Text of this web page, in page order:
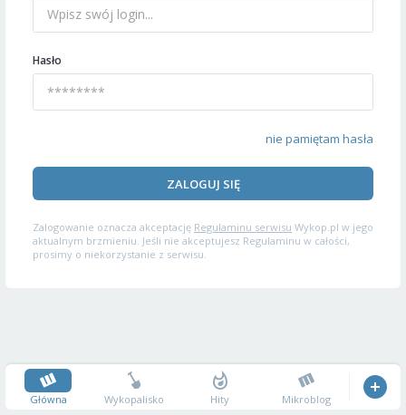
Hasło
nie pamiętam hasła
ZALOGUJ SIĘ
Zalogowanie oznacza akceptację Regulaminu serwisu Wykop.pl w jego
aktualnym brzmieniu. Jeśli nie akceptujesz Regulaminu w całości,
prosimy o niekorzystanie z serwisu.
Główna Wykopalisko Hity Mikroblog